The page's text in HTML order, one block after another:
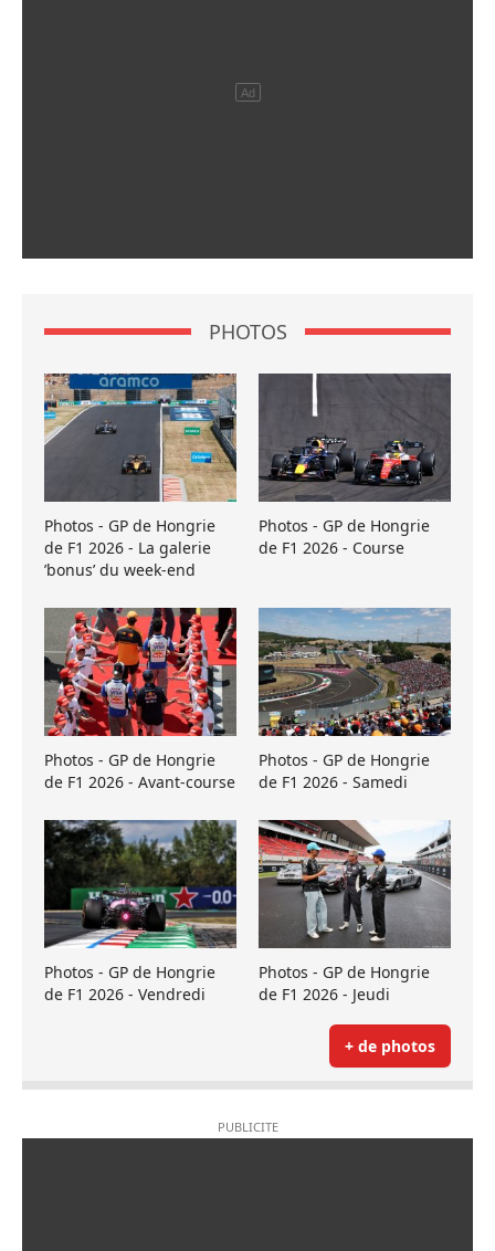
PHOTOS
Photos - GP de Hongrie
de F1 2026 - La galerie
’bonus’ du week-end
Photos - GP de Hongrie
de F1 2026 - Course
Photos - GP de Hongrie
de F1 2026 - Avant-course
Photos - GP de Hongrie
de F1 2026 - Samedi
Photos - GP de Hongrie
de F1 2026 - Vendredi
Photos - GP de Hongrie
de F1 2026 - Jeudi
+ de photos